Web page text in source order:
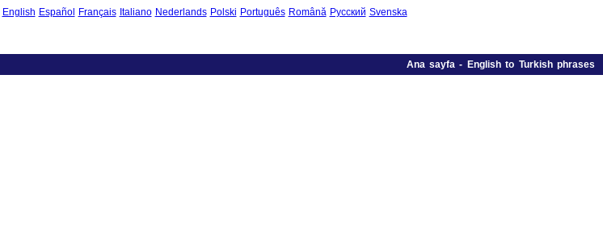
English Español Français Italiano Nederlands Polski Português Română Русский Svenska
Ana sayfa- English to Turkish phrases